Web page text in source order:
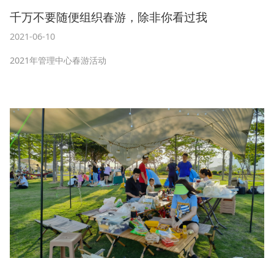
千万不要随便组织春游，除非你看过我
2021-06-10
2021年管理中心春游活动